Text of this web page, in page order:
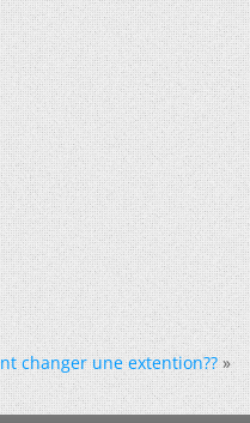
changer une extention?? »